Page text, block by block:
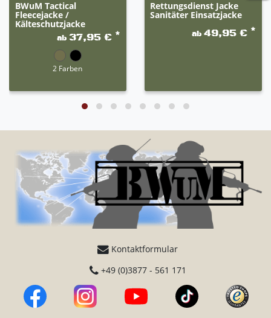
BWuM Tactical
Fleecejacke /
Kälteschutzjacke
ab37,95 € *
2 Farben
Rettungsdienst Jacke
Sanitäter Einsatzjacke
ab 49,95 € *
Kontaktformular
+49 (0)3877 - 561 171